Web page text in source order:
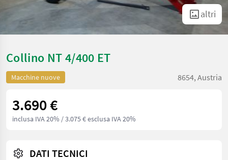
altri
Collino NT 4/400 ET
Macchine nuove 8654, Austria
3.690 €
inclusa IVA 20% / 3.075 € esclusa IVA 20%
DATI TECNICI